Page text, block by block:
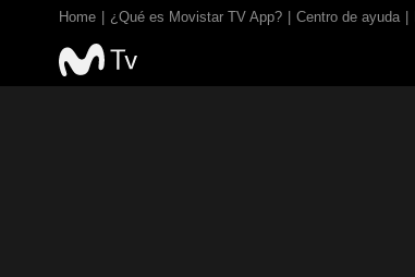
Home ¿Qué es Movistar TV App? Centro de ayuda